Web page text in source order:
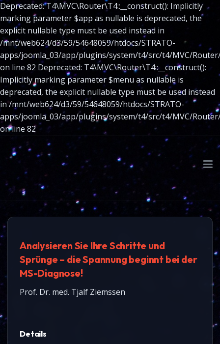
Deprecated: T4\MVC\Router\T4::__construct(): Implicitly
marking parameter $app as nullable is deprecated, the
explicit nullable type must be used instead in
/mnt/web624/d3/59/54648059/htdocs/STRATO-
apps/joomla_03/app/plugins/system/t4/src/t4/MVC/
on line 82 Deprecated: T4\MVC\Router\T4::__construct():
Implicitly marking parameter $menu as nullable is
deprecated, the explicit nullable type must be used instead
in /mnt/web624/d3/59/54648059/htdocs/STRATO-
apps/joomla_03/app/plugins/system/t4/src/t4/MVC/
on line 82
Analysieren Sie Ihre Schritte und
Sprünge – die Spannung beginnt bei der
MS-Diagnose!
Prof. Dr. med. Tjalf Ziemssen
Details